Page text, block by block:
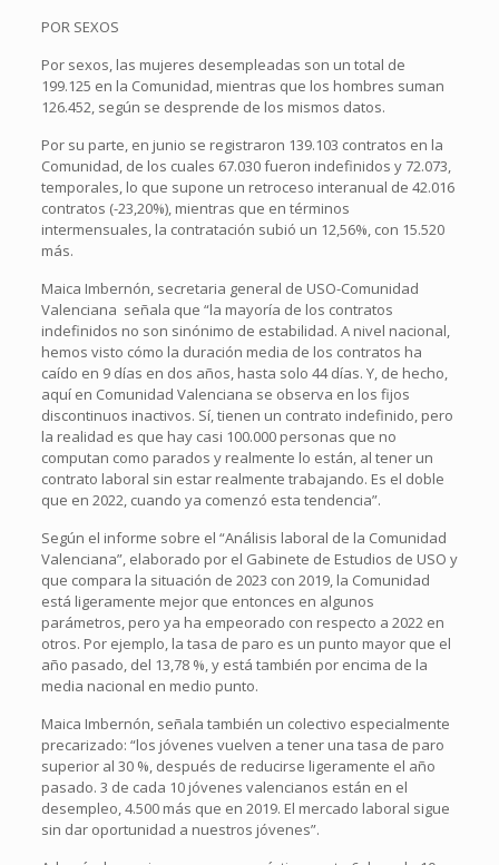
POR SEXOS
Por sexos, las mujeres desempleadas son un total de
199.125 en la Comunidad, mientras que los hombres suman
126.452, según se desprende de los mismos datos.
Por su parte, en junio se registraron 139.103 contratos en la
Comunidad, de los cuales 67.030 fueron indefinidos y 72.073,
temporales, lo que supone un retroceso interanual de 42.016
contratos (-23,20%), mientras que en términos
intermensuales, la contratación subió un 12,56%, con 15.520
más.
Maica Imbernón, secretaria general de USO-Comunidad
Valenciana señala que “la mayoría de los contratos
indefinidos no son sinónimo de estabilidad. A nivel nacional,
hemos visto cómo la duración media de los contratos ha
caído en 9 días en dos años, hasta solo 44 días. Y, de hecho,
aquí en Comunidad Valenciana se observa en los fijos
discontinuos inactivos. Sí, tienen un contrato indefinido, pero
la realidad es que hay casi 100.000 personas que no
computan como parados y realmente lo están, al tener un
contrato laboral sin estar realmente trabajando. Es el doble
que en 2022, cuando ya comenzó esta tendencia”.
Según el informe sobre el “Análisis laboral de la Comunidad
Valenciana”, elaborado por el Gabinete de Estudios de USO y
que compara la situación de 2023 con 2019, la Comunidad
está ligeramente mejor que entonces en algunos
parámetros, pero ya ha empeorado con respecto a 2022 en
otros. Por ejemplo, la tasa de paro es un punto mayor que el
año pasado, del 13,78 %, y está también por encima de la
media nacional en medio punto.
Maica Imbernón, señala también un colectivo especialmente
precarizado: “los jóvenes vuelven a tener una tasa de paro
superior al 30 %, después de reducirse ligeramente el año
pasado. 3 de cada 10 jóvenes valencianos están en el
desempleo, 4.500 más que en 2019. El mercado laboral sigue
sin dar oportunidad a nuestros jóvenes”.